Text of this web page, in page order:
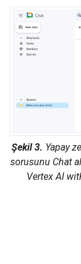
Şekil 3. Yapay
sorusunu Chat
Vertex AI